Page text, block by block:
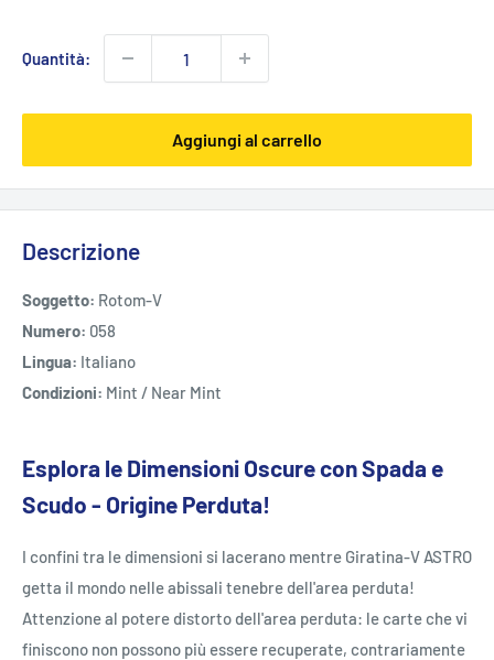
Quantità:
Aggiungi al carrello
Descrizione
Soggetto: Rotom-V
Numero: 058
Lingua: Italiano
Condizioni: Mint / Near Mint
Esplora le Dimensioni Oscure con Spada e
Scudo - Origine Perduta!
I confini tra le dimensioni si lacerano mentre Giratina-V ASTRO
getta il mondo nelle abissali tenebre dell'area perduta!
Attenzione al potere distorto dell'area perduta: le carte che vi
finiscono non possono più essere recuperate, contrariamente